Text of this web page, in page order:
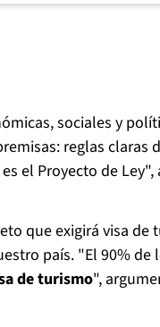
sociales y
reglas claras
el Proyecto de Ley",
que exigirá visa de
país. "El 90% de
de turismo",